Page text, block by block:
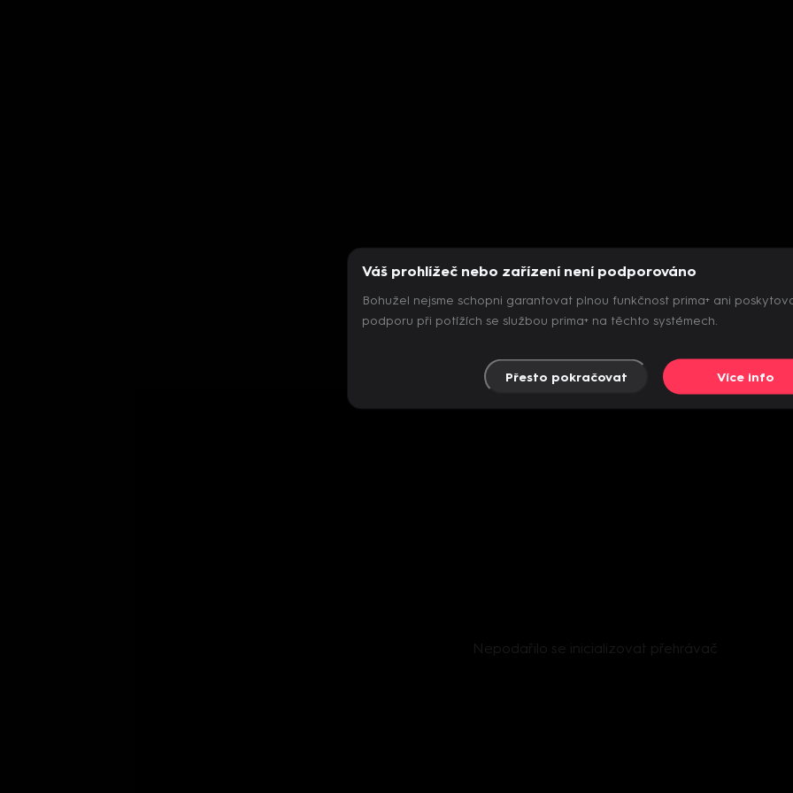
Nepodařilo se inicializovat přehrávač
Váš prohlížeč nebo zařízení není podporováno
Bohužel nejsme schopni garantovat plnou funkčnost prima+ ani
podporu při potížích se službou prima+ na těchto systémech.
Přesto pokračovat Více info